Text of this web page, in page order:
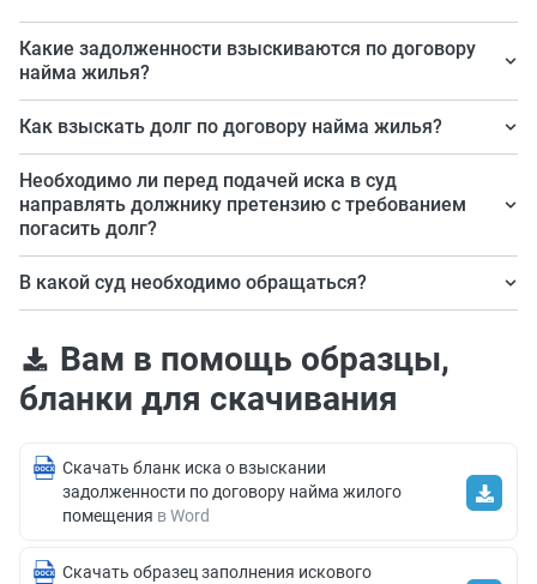
Какие задолженности взыскиваются по договору
найма жилья?
Долг по арендной плате, оплате коммунальных услуг,
обогащения.
Как взыскать долг по договору найма жилья?
Задолженность взыскивается в судебном порядке.
Необходимо ли перед подачей иска в суд
направлять должнику претензию с требованием
погасить долг?
Обязательное досудебное урегулирование спора и
должнику по своему желанию.
В какой суд необходимо обращаться?
или мировой суд по месту жительства ответчика.
Вам в помощь образцы,
бланки для скачивания
Скачать бланк иска о взыскании
задолженности по договору найма жилого
помещения в Word
Скачать образец заполнения искового